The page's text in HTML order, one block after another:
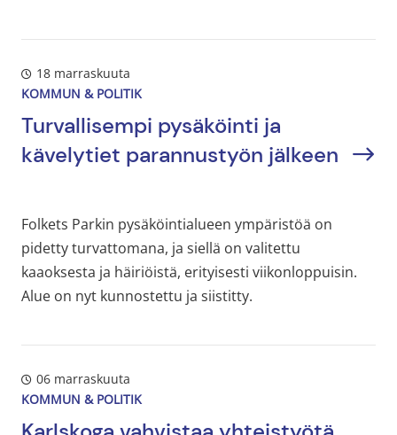
18 marraskuuta
KOMMUN & POLITIK
Turvallisempi pysäköinti ja
kävelytiet parannustyön jälkeen
Folkets Parkin pysäköintialueen ympäristöä on
pidetty turvattomana, ja siellä on valitettu
kaaoksesta ja häiriöistä, erityisesti viikonloppuisin.
Alue on nyt kunnostettu ja siistitty.
06 marraskuuta
KOMMUN & POLITIK